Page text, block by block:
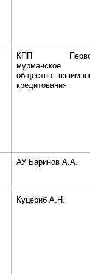
КПП
мурманское
общество
кредитования
АУ Баринов А.А.
Куцериб А.Н.